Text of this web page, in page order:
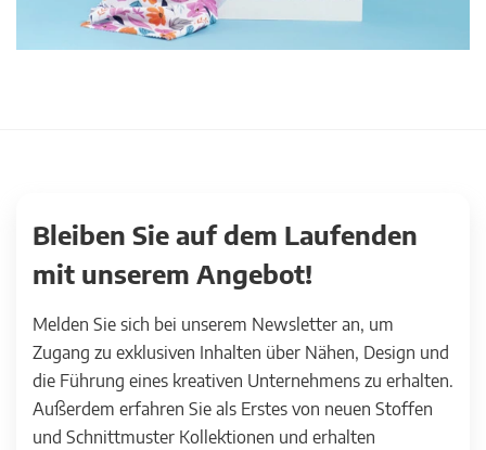
Bleiben Sie auf dem Laufenden
mit unserem Angebot!
Melden Sie sich bei unserem Newsletter an, um
Zugang zu exklusiven Inhalten über Nähen, Design und
die Führung eines kreativen Unternehmens zu erhalten.
Außerdem erfahren Sie als Erstes von neuen Stoffen
und Schnittmuster Kollektionen und erhalten